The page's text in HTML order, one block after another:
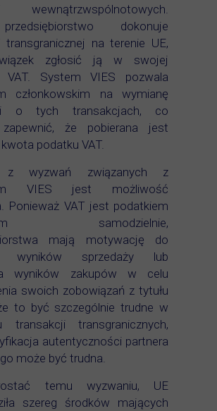
wewnątrzwspólnotowych.
dokonuje
transgranicznej na terenie UE,
zgłosić ją w swojej
VAT. System VIES pozwala
członkowskim na wymianę
o tych transakcjach, co
że pobierana jest
podatku VAT.
z wyzwań związanych z
VIES jest możliwość
Ponieważ VAT jest podatkiem
samodzielnie,
mają motywację do
wyników sprzedaży lub
wyników zakupów w celu
swoich zobowiązań z tytułu
to być szczególnie trudne w
transakcji transgranicznych,
autentyczności partnera
może być trudna.
temu wyzwaniu, UE
szereg środków mających